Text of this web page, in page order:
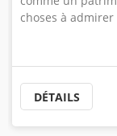
Merzouga, notre
hôtel à
DÉTAILS